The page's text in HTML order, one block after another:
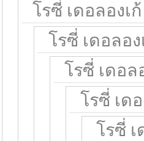
โรซี่ เดอลองเ
โรซี่ เดอลอ
โรซี่ เดอล
โรซี่ เด
โรซี่